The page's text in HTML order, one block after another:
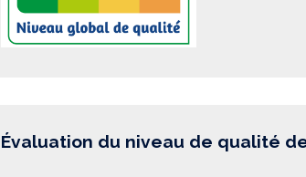
Évaluation du niveau de qualité de